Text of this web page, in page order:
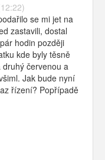
se mi jet na
zastavili, dostal
hodin později
kde byly těsně
červenou a
Jak bude nyní
řízení? Popřípadě